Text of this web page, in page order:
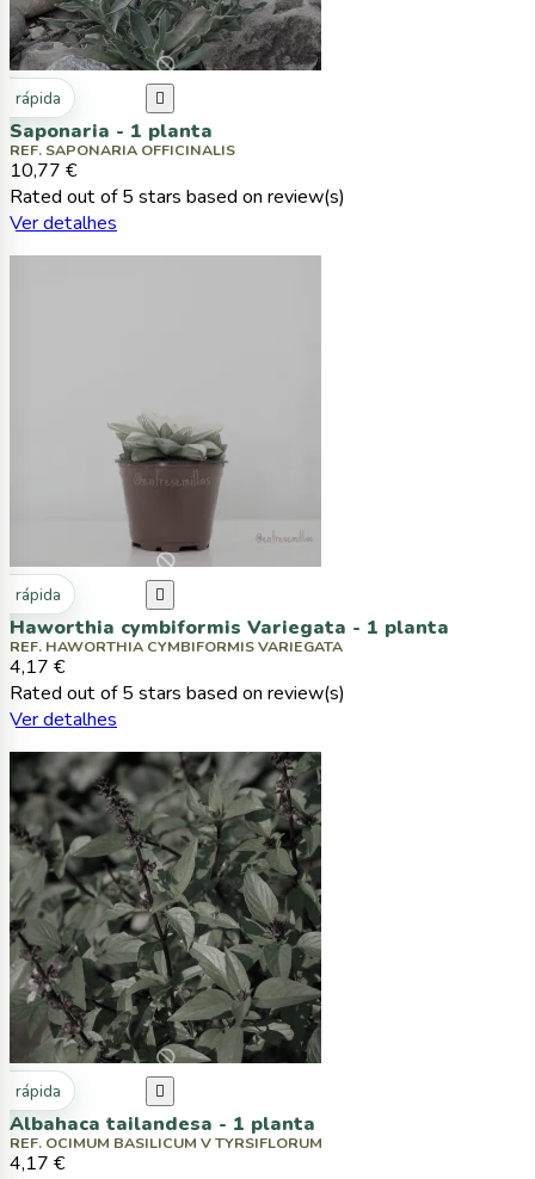
rápida 
Saponaria - 1 planta
REF. SAPONARIA OFFICINALIS
10,77 €
Rated out of 5 stars based on review(s)
Ver detalhes
rápida 
Haworthia cymbiformis Variegata - 1 planta
REF. HAWORTHIA CYMBIFORMIS VARIEGATA
4,17 €
Rated out of 5 stars based on review(s)
Ver detalhes
rápida 
Albahaca tailandesa - 1 planta
REF. OCIMUM BASILICUM V TYRSIFLORUM
4,17 €